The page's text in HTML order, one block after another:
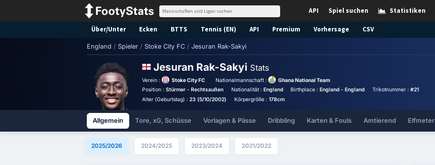
Statistiken
Spiel suchen
API
Über/Unter Ecken BTTS Tennis (EN) API Premium Vorhersage CSV
England / Spieler / Stoke City FC / Jesuran Rak-Sakyi
Jesuran Rak-Sakyi Stats
Verein : Stoke City FC Nationalmannschaft :
Ghana National Team
Position :Stürmer - Rechtsaußen Nationalität : England Birthplace :England - England Trikotnummer : #21
Alter (Geburtstag) :23 (5/10/2002) Körpergröße : 178cm
Allgemein Tore, xG, Schüsse Vorlagen & Pässe Dribbling Karten & Fouls Amtierend Elfmeter
2025/2026 2024/2025 2023/2024 2021/2022